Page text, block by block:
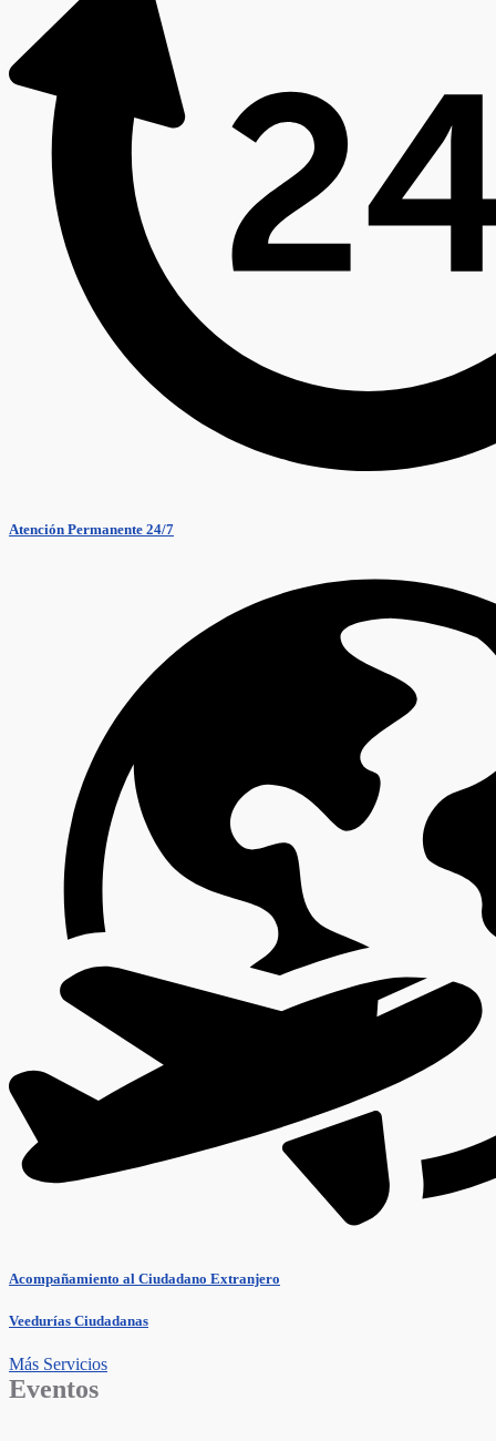
Atención Permanente 24/7
Acompañamiento al Ciudadano Extranjero
Veedurías Ciudadanas
Más Servicios
Eventos